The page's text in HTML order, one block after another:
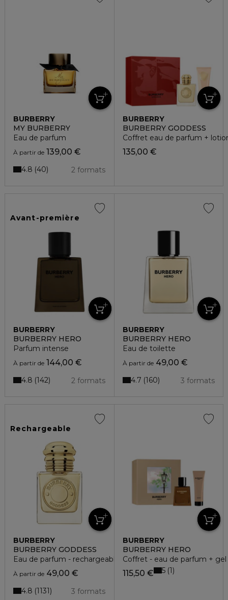
BURBERRY
MY BURBERRY
Eau de parfum
À partir de 139,00 €
2 formats
4.8 40
BURBERRY
BURBERRY GODDESS
Coffret eau de parfum +
135,00 €
Avant-première
BURBERRY
BURBERRY HERO
Parfum intense
À partir de 144,00 €
2 formats
4.8 142
BURBERRY
BURBERRY HERO
Eau de toilette
À partir de49,00 €
3 formats
4.7 160
Rechargeable
BURBERRY
BURBERRY GODDESS
Eau de parfum - rechargeable
À partir de 49,00 €
3 formats
4.8 1131
BURBERRY
BURBERRY HERO
Coffret - eau de parfum +
115,50 € 5 1